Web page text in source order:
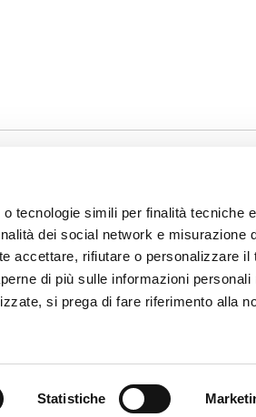
tecnologie simili per finalità tecniche
dei social network e misurazione
accettare, rifiutare o personalizzare il
di più sulle informazioni
si prega di fare riferimento alla
Statistiche
accessibilità POR FESR 2014-2020
POWERED BY: